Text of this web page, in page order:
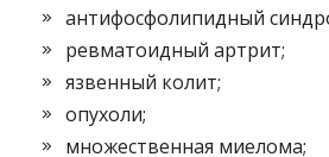
антифосфолипидный
ревматоидный артрит;
язвенный колит;
опухоли;
множественная миелома;